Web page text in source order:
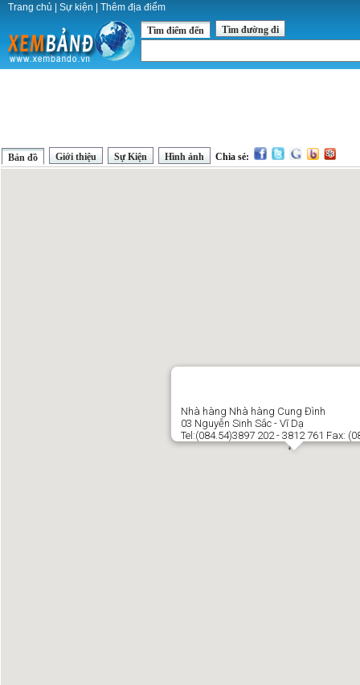
Trang chủ Sự kiện Thêm địa điểm
Tìm điểm đến Tìm đường đi
Bản đồ Giới thiệu Sự Kiện Hình ảnh Chia sẻ:
Nhà hàng Nhà hàng Cung Đình
03 Nguyễn Sinh Sắc - Vĩ Dạ
Tel:(084.54)3897 202 - 3812 761 Fax: